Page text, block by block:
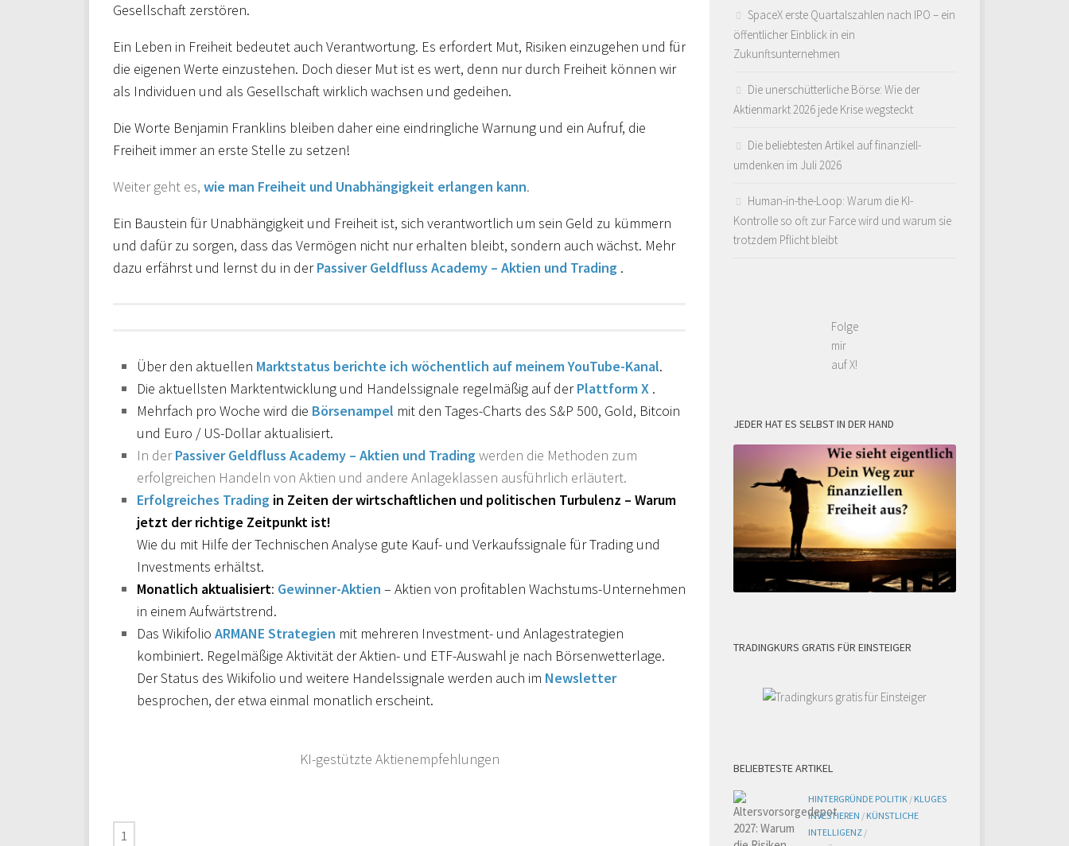
Gesellschaft zerstören.
Ein Leben in Freiheit bedeutet auch Verantwortung. Es erfordert Mut, Risiken einzugehen und für
die eigenen Werte einzustehen. Doch dieser Mut ist es wert, denn nur durch Freiheit können wir
als Individuen und als Gesellschaft wirklich wachsen und gedeihen.
Die Worte Benjamin Franklins bleiben daher eine eindringliche Warnung und ein Aufruf, die
Freiheit immer an erste Stelle zu setzen!
Weiter geht es, wie man Freiheit und Unabhängigkeit erlangen kann.
Ein Baustein für Unabhängigkeit und Freiheit ist, sich verantwortlich um sein Geld zu kümmern
und dafür zu sorgen, dass das Vermögen nicht nur erhalten bleibt, sondern auch wächst. Mehr
dazu erfährst und lernst du in derPassiver Geldfluss Academy – Aktien und Trading .
Über den aktuellen Marktstatus berichte ich wöchentlich auf meinem YouTube-Kanal.
Die aktuellsten Marktentwicklung und Handelssignale regelmäßig auf derPlattform X .
Mehrfach pro Woche wird die Börsenampel mit den Tages-Charts des S&P 500, Gold, Bitcoin
und Euro / US-Dollar aktualisiert.
In derPassiver Geldfluss Academy – Aktien und Tradingwerden die Methoden zum
erfolgreichen Handeln von Aktien und andere Anlageklassen ausführlich erläutert.
Erfolgreiches Trading in Zeiten der wirtschaftlichen und politischen Turbulenz – Warum
jetzt der richtige Zeitpunkt ist!
Wie du mit Hilfe der Technischen Analyse gute Kauf- und Verkaufssignale für Trading und
Investments erhältst.
Monatlich aktualisiert: Gewinner-Aktien – Aktien von profitablen Wachstums-Unternehmen
in einem Aufwärtstrend.
Das Wikifolio ARMANE Strategien mit mehreren Investment- und Anlagestrategien
kombiniert. Regelmäßige Aktivität der Aktien- und ETF-Auswahl je nach Börsenwetterlage.
Der Status des Wikifolio und weitere Handelssignale werden auch im Newsletter
besprochen, der etwa einmal monatlich erscheint.
KI-gestützte Aktienempfehlungen
SpaceX erste Quartalszahlen nach IPO – ein
öffentlicher Einblick in ein
Zukunftsunternehmen
Die unerschütterliche Börse: Wie der
Aktienmarkt 2026 jede Krise wegsteckt
Die beliebtesten Artikel auf finanziell-
umdenken im Juli 2026
Human-in-the-Loop: Warum die KI-
Kontrolle so oft zur Farce wird und warum sie
trotzdem Pflicht bleibt
Folge
mir
auf X!
JEDER HAT ES SELBST IN DER HAND
TRADINGKURS GRATIS FÜR EINSTEIGER
BELIEBTESTE ARTIKEL
HINTERGRÜNDE POLITIK / KLUGES
INVESTIEREN / KÜNSTLICHE
INTELLIGENZ /